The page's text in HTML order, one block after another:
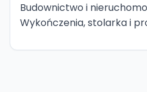
Budownictwo i
Wykończenia, stolarka i